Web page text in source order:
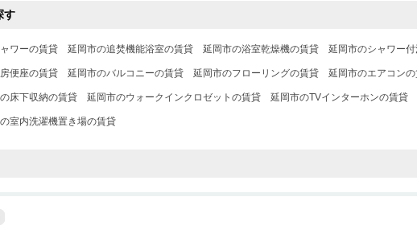
す
ワーの賃貸 延岡市の追焚機能浴室の賃貸 延岡市の浴室乾燥機の賃貸 延岡市のシャワー
便座の賃貸 延岡市のバルコニーの賃貸 延岡市のフローリングの賃貸 延岡市のエアコン
床下収納の賃貸 延岡市のウォークインクロゼットの賃貸 延岡市のTVインターホンの賃貸
室内洗濯機置き場の賃貸